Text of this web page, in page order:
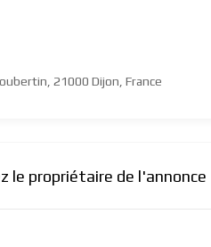
21000 Dijon, France
le propriétaire de l'annonce